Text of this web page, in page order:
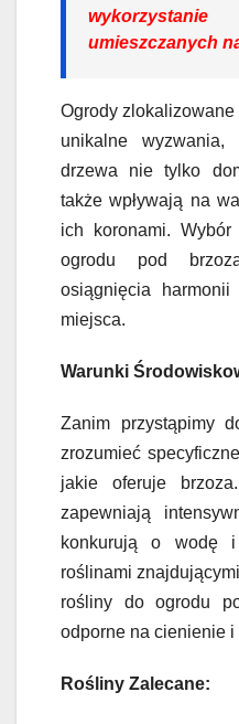
umieszczanych
Ogrody
unikalne wyzwania,
drzewa nie tylko
także wpływają na
ich koronami.
ogrodu pod
osiągnięcia
miejsca.
Warunki
Zanim przystąpimy
zrozumieć
jakie oferuje
zapewniają
konkurują o wodę i
roślinami
rośliny do ogrodu
odporne na cienienie
Rośliny Zalecane: